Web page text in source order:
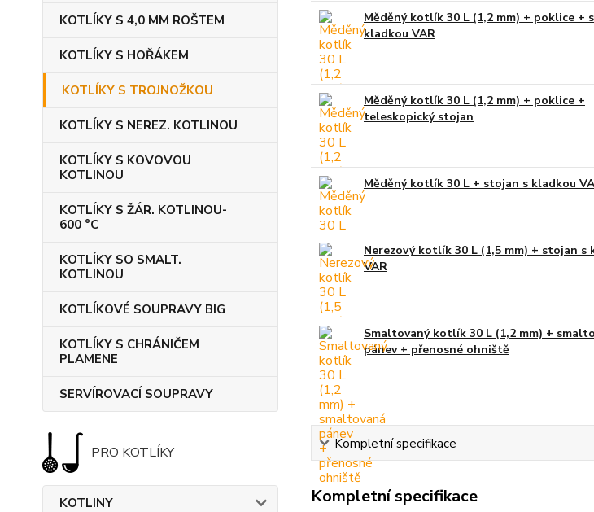
KOTLÍKY S 4,0 MM ROŠTEM
KOTLÍKY S HOŘÁKEM
KOTLÍKY S TROJNOŽKOU
KOTLÍKY S NEREZ. KOTLINOU
KOTLÍKY S KOVOVOU
KOTLINOU
KOTLÍKY S ŽÁR. KOTLINOU-
600 °C
KOTLÍKY SO SMALT.
KOTLINOU
KOTLÍKOVÉ SOUPRAVY BIG
KOTLÍKY S CHRÁNIČEM
PLAMENE
SERVÍROVACÍ SOUPRAVY
PRO KOTLÍKY
KOTLINY
Měděný kotlík 30 L (1,2 mm) + poklice +
kladkou VAR
Měděný kotlík 30 L (1,2 mm) + poklice +
teleskopický stojan
Měděný kotlík 30 L + stojan s kladkou
Nerezový kotlík 30 L (1,5 mm) + stojan s
VAR
Smaltovaný kotlík 30 L (1,2 mm) +
pánev + přenosné ohniště
Kompletní specifikace
Kompletní specifikace